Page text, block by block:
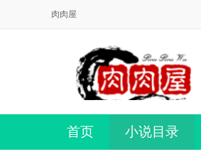
肉肉屋
首页 小说目录